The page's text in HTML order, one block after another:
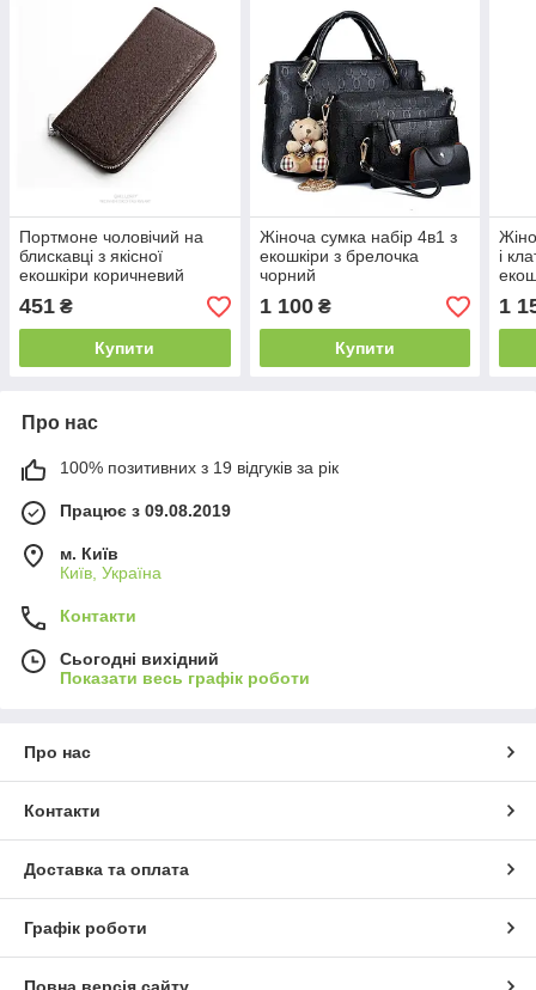
Портмоне чоловічий на
блискавці з якісної
екошкіри коричневий
451 ₴
Купити
Жіноча сумка набір 4в1 з
екошкіри з брелочка
чорний
1 100₴
Купити
і
1
Про нас
100% позитивних з 19 відгуків за рік
Працює з 09.08.2019
м. Київ
Київ, Україна
Контакти
Сьогодні вихідний
Показати весь графік роботи
Про нас
Контакти
Доставка та оплата
Графік роботи